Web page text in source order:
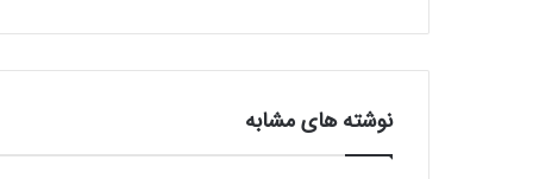
و
ا
ی
نوشته های مشابه